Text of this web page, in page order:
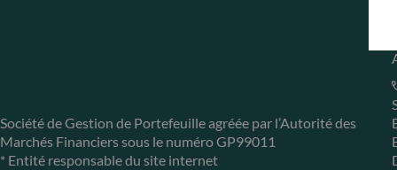
Société de Gestion de Portefeuille agréée par l’Autorité des
Marchés Financiers sous le numéro GP99011
* Entité responsable du site internet